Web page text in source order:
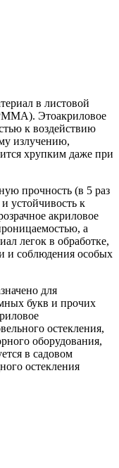
в листовой
Этоакриловое
к воздействию
излучению,
хрупким даже при
прочность (в 5 раз
устойчивость к
акриловое
а
легок в обработке,
и соблюдения особых
для
букв и прочих
остекления,
оборудования,
в садовом
остекления